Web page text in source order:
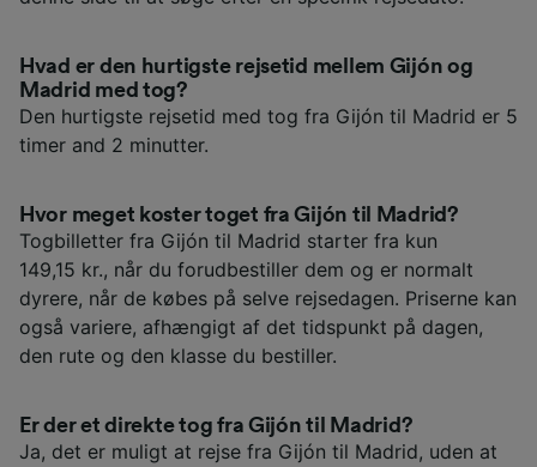
Hvad er den hurtigste rejsetid mellem Gijón og
Madrid med tog?
Den hurtigste rejsetid med tog fra Gijón til Madrid er 5
timer and 2 minutter.
Hvor meget koster toget fra Gijón til Madrid?
Togbilletter fra Gijón til Madrid starter fra kun
149,15 kr., når du forudbestiller dem og er normalt
dyrere, når de købes på selve rejsedagen. Priserne kan
også variere, afhængigt af det tidspunkt på dagen,
den rute og den klasse du bestiller.
Er der et direkte tog fra Gijón til Madrid?
Ja, det er muligt at rejse fra Gijón til Madrid, uden at